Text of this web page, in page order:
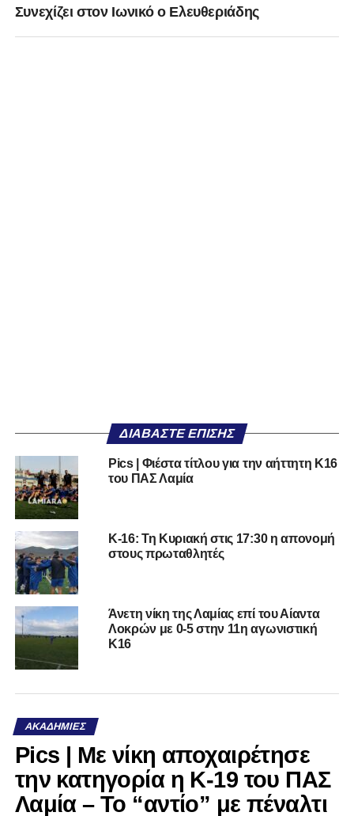
Συνεχίζει στον Ιωνικό ο Ελευθεριάδης
ΔΙΑΒΆΣΤΕ ΕΠΊΣΗΣ
Pics | Φιέστα τίτλου για την αήττητη Κ16
του ΠΑΣ Λαμία
Κ-16: Τη Κυριακή στις 17:30 η απονομή
στους πρωταθλητές
Άνετη νίκη της Λαμίας επί του Αίαντα
Λοκρών με 0-5 στην 11η αγωνιστική
Κ16
ΑΚΑΔΗΜΊΕΣ
Pics | Με νίκη αποχαιρέτησε
την κατηγορία η Κ-19 του ΠΑΣ
Λαμία – Το “αντίο” με πέναλτι